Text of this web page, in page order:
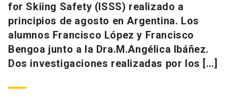
for Skiing Safety (ISSS) realizado a
principios de agosto en Argentina. Los
alumnos Francisco López y Francisco
Bengoa junto a la Dra.M.Angélica Ibáñez.
Dos investigaciones realizadas por los […]